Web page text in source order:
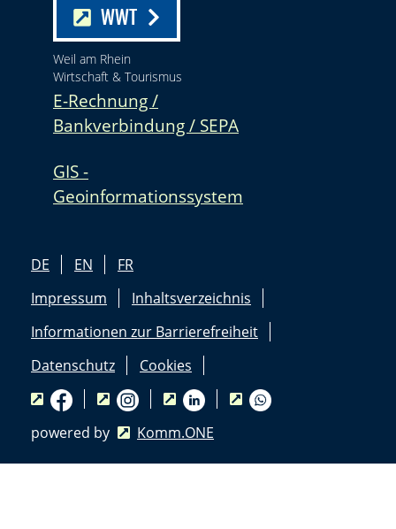
WWT
Weil am Rhein
Wirtschaft & Tourismus
E-Rechnung /
Bankverbindung / SEPA
GIS -
Geoinformationssystem
DE EN
FR
Impressum
Inhaltsverzeichnis
Informationen zur Barrierefreiheit
Datenschutz
Cookies
powered by Komm.ONE